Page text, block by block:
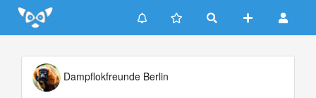
Update cookies preferences
Dampflokfreunde Berlin